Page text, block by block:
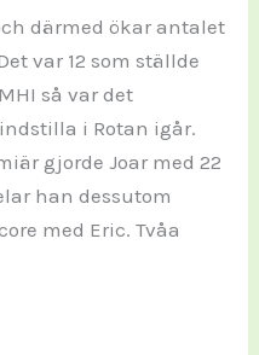
därmed ökar antalet
var 12 som ställde
så var det
i Rotan igår.
gjorde Joar med 22
han dessutom
med Eric. Tvåa